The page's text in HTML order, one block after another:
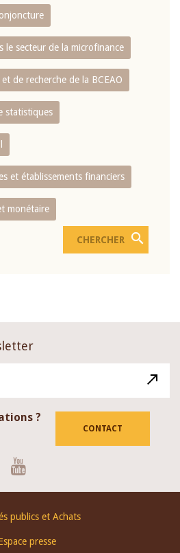
le secteur de la microfinance
de recherche de la BCEAO
statistiques
et établissements financiers
monétaire
?
CONTACT
publics et Achats
presse